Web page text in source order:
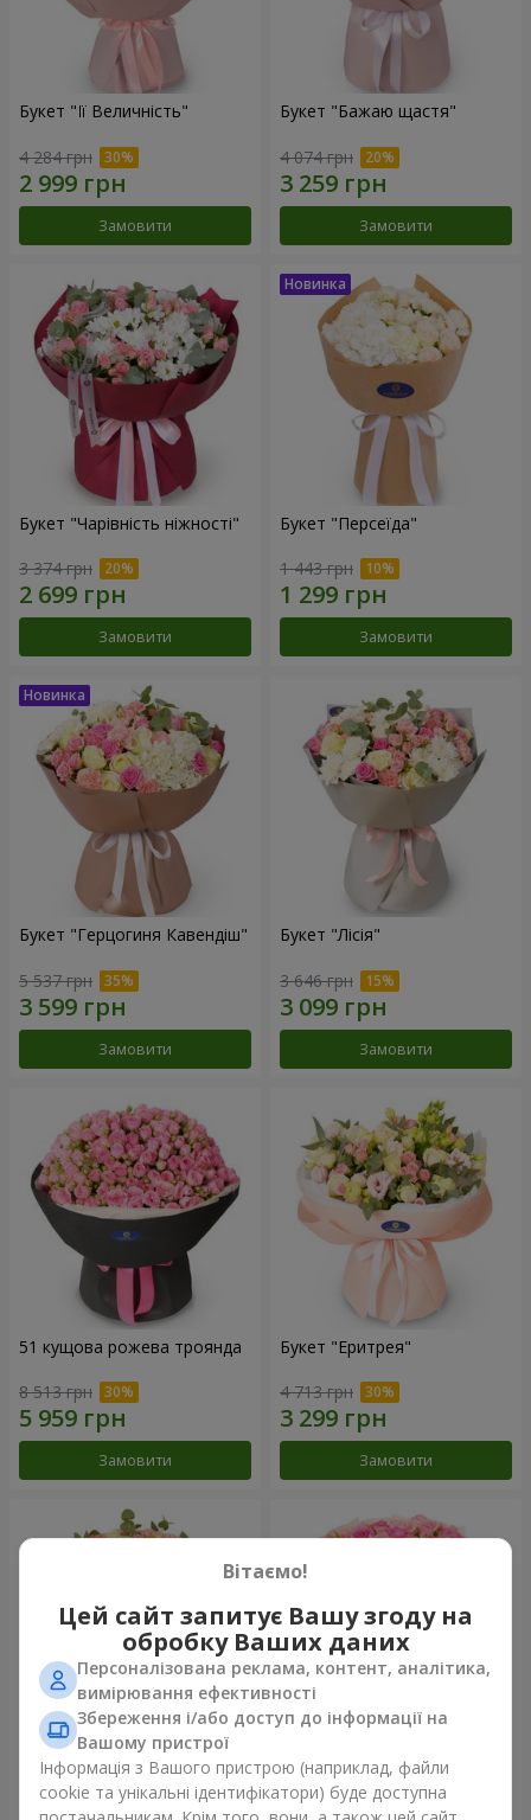
Букет "Її Величність"
4 284 грн
Замовити
Букет "Бажаю щастя"
4 074 грн
Замовити
Букет "Чарівність ніжності"
3 374 грн
Замовити
Букет "Персеїда"
1 443 грн
Замовити
Букет "Герцогиня Кавендіш"
5 537 грн
Замовити
Букет "Лісія"
3 646 грн
Замовити
51 кущова рожева троянда
8 513 грн
Замовити
Букет "Еритрея"
4 713 грн
Замовити
Букет "Nude Perfume"
2 893 грн
Букет "Рожева ніжність"
4 284 грн
Вітаємо!
Цей сайт запитує Вашу згоду на
обробку Ваших даних
Персоналізована реклама, контент, аналітика,
вимірювання ефективності
Збереження і/або доступ до інформації на
Вашому пристрої
Інформація з Вашого пристрою (наприклад, файли
cookie та унікальні ідентифікатори) буде доступна